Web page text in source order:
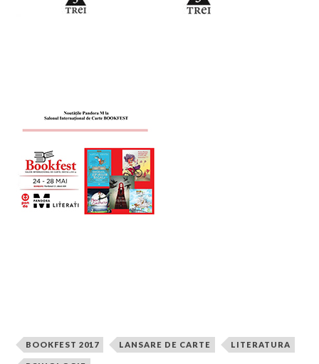
BOOKFEST 2017 LANSARE DE CARTE LITERATURA